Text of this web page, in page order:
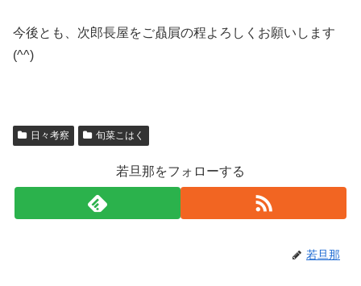
今後とも、次郎長屋をご贔屓の程よろしくお願いします
(^^)
日々考察 旬菜こはく
若旦那をフォローする
若旦那